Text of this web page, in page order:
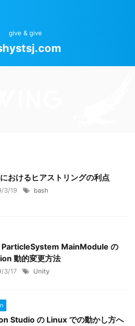
give & give
おけるヒアストリングの利点
3/19 bash
MainModule の
動的変更方法
3/17 Unity
Studio の Linux での動かし方へ